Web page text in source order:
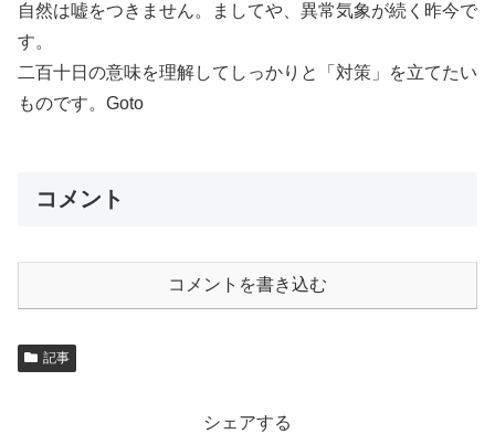
自然は嘘をつきません。ましてや、異常気象が続く昨今で
す。
二百十日の意味を理解してしっかりと「対策」を立てたい
ものです。Goto
コメント
コメントを書き込む
記事
シェアする